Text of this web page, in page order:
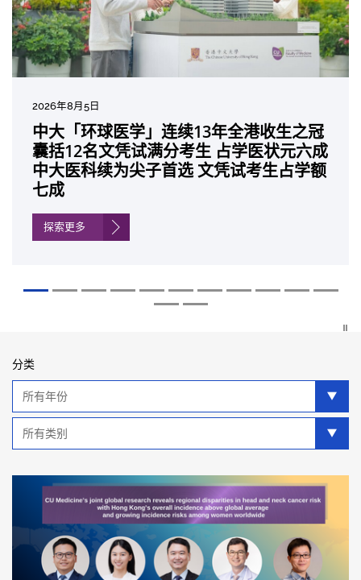
2026年8月5日
中大「环球医学」连续13年全港收生之冠
囊括12名文凭试满分考生 占学医状元六成
中大医科续为尖子首选 文凭试考生占学额
七成
探索更多
2026年7月27日
中大成立崭新 ITECH医疗科技评估平台 推
动健康经济分析及价值医疗
探索更多
2026年7月10日
中大研发「AI-OCT」系统助测糖尿黄斑水
肿 假阳性转介个案锐减六成 缩短患者轮
候诊症时间
2026年7月10日
中大黄秀娟教授获颁中国工程界最高荣誉
「光华工程科技奖」 成为今届医药衞生领
域唯一香港学者
2026年7月7日
中大新设「香港中文大学凤凰奖学金」嘉
许公开试状元 鼓励学医状元走出课堂放眼
世界 装备21世纪妙手仁医
2026年6月29日
中大全新一站式PGT-Plus方案 精准辨识
传统检测中复杂基因异常「盲点」 降低人
工受孕流产及异常妊娠风险
2026年6月22日
中大发现青光眼治疗新靶点 小鼠实验证实
可恢复七成视力 有助开创崭新神经保护疗
法
2026年6月17日
中大成功拆解肝癌免疫治疗耐药性机制 揭
一种免疫细胞具「除废喂食」新功能助癌
细胞耐药性
2026年6月10日
中大与多名全球专家共同牵头跨国肺癌研
究 逾半晚期ALK阳性肺癌病人七年无恶化
因特定基因异常而引起的肺癌有望变成
「慢性病」 患者可与病共存
探索更多
2026年6月5日
中大教授陈重娥获颁「清野裕杰出领袖
奖」 成为本港首名学者荣膺亚洲糖尿病教
研最高荣誉
2026年6月2日
中大汇聚逾200位区域专家 探讨私人医疗
保险如何推动全民健康覆盖
探索更多
2026年5月19日
中大张源津医生成首位亚洲研究员 荣获国
际泌尿科权威奖项John K. Lattimer 讲座
奖
2026年5月14日
中大取得「从实验室到临床应用」研究突
破 初步证实GLP-1药物可改善严重中风康
复情况
分类
类
类